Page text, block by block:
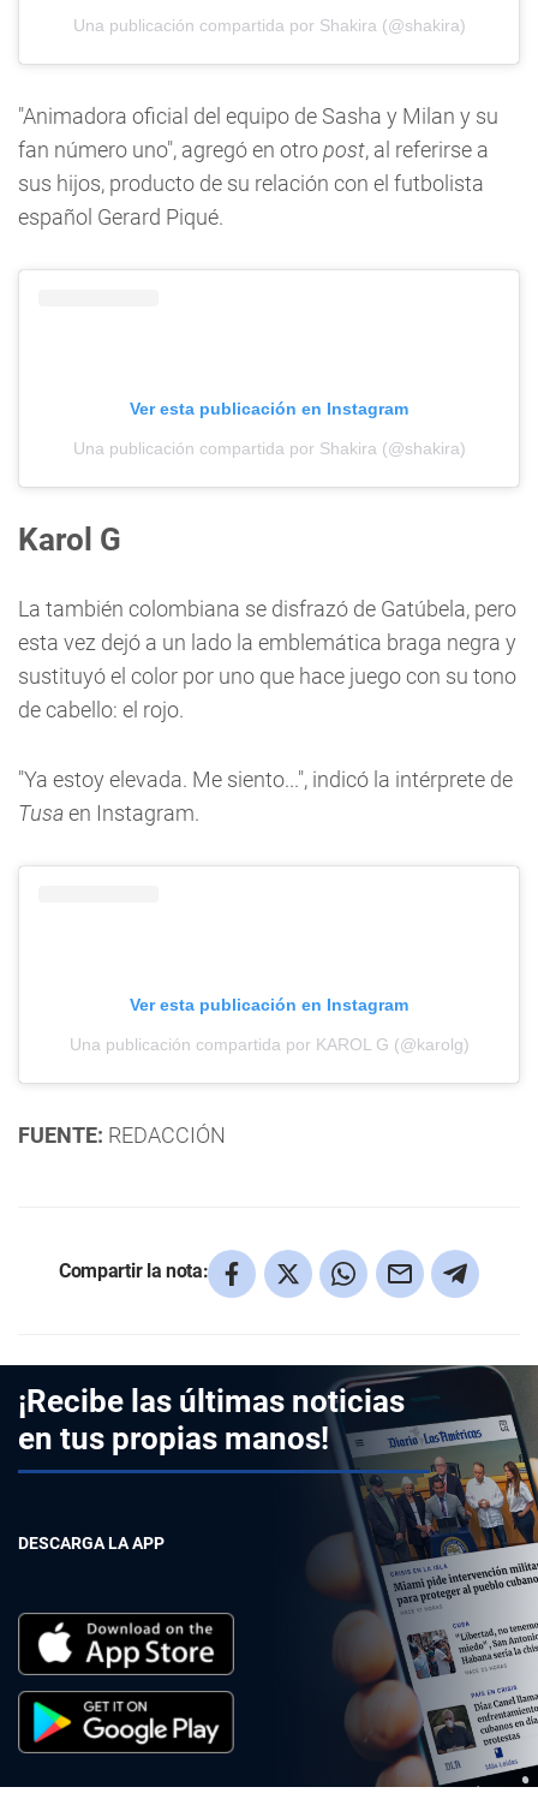
Una publicación compartida por Shakira (@shakira)
"Animadora oficial del equipo de Sasha y Milan y su
fan número uno", agregó en otropost, al referirse a
sus hijos, producto de su relación con el futbolista
español Gerard Piqué.
Ver esta publicación en Instagram
Una publicación compartida por Shakira (@shakira)
Karol G
La también colombiana se disfrazó de Gatúbela, pero
esta vez dejó a un lado la emblemática braga negra y
sustituyó el color por uno que hace juego con su tono
de cabello: el rojo.
"Ya estoy elevada. Me siento...", indicó la intérprete de
Tusaen Instagram.
Ver esta publicación en Instagram
Una publicación compartida por KAROL G (@karolg)
FUENTE: REDACCIÓN
Compartir la nota:
¡Recibe las últimas noticias
en tus propias manos!
DESCARGA LA APP